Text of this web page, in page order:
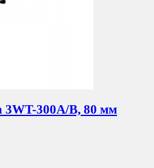
300A/B, 80 мм